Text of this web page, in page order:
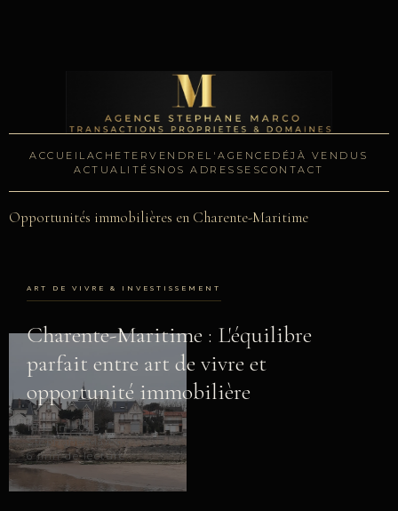
ACCUEILACHETERVENDRE L'AGENCE DÉJÀ VENDUS
ACTUALITÉS NOS ADRESSESCONTACT
Opportunités immobilières en Charente-Maritime
ART DE VIVRE & INVESTISSEMENT
Charente-Maritime : L'équilibre
parfait entre art de vivre et
opportunité immobilière
18 juin 2026
Stéphane Marco
6 min de lecture